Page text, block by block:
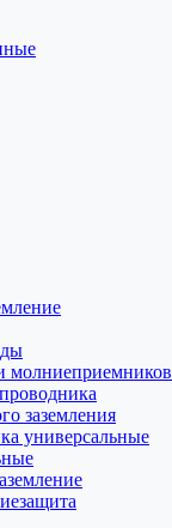
молниеприемников
заземления
универсальные